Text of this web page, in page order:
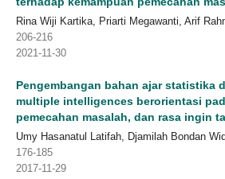
Rina Wiji Kartika, Priarti Megawanti, Arif
206-216
2021-11-30
Pengembangan bahan ajar statistika
multiple intelligences berorientasi
pemecahan masalah, dan rasa ingin
Umy Hasanatul Latifah, Djamilah Bondan
176-185
2017-11-29